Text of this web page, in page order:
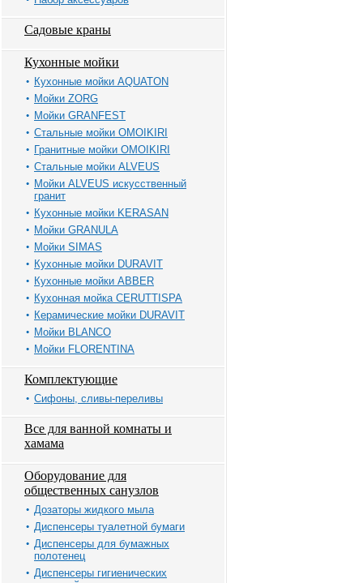
Садовые краны
Кухонные мойки
Кухонные мойки AQUATON
Мойки ZORG
Мойки GRANFEST
Стальные мойки OMOIKIRI
Гранитные мойки OMOIKIRI
Стальные мойки ALVEUS
Мойки ALVEUS искусственный
гранит
Кухонные мойки KERASAN
Мойки GRANULA
Мойки SIMAS
Кухонные мойки DURAVIT
Кухонные мойки ABBER
Кухонная мойка CERUTTISPA
Керамические мойки DURAVIT
Мойки BLANCO
Мойки FLORENTINA
Комплектующие
Сифоны, сливы-переливы
Все для ванной комнаты и
хамама
Оборудование для
общественных санузлов
Дозаторы жидкого мыла
Диспенсеры туалетной бумаги
Диспенсеры для бумажных
полотенец
Диспенсеры гигиенических